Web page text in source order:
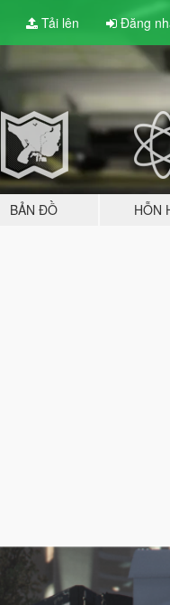
Tải lên Đăng
BẢN ĐỒ HỖN